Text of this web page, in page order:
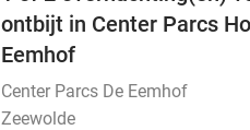
ontbijt in Center Parcs
Eemhof
Center Parcs De Eemhof
Zeewolde